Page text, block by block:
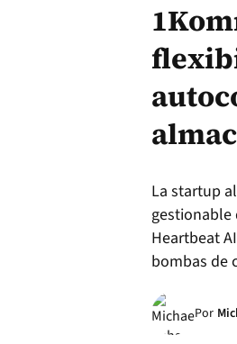
La startup
gestionable
Heartbeat
bombas de
Por